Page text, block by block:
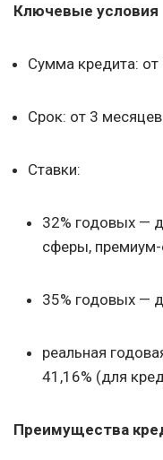
Ключевые условия
Сумма кредита:
Срок: от 3
Ставки:
32% годовых —
сферы, премиум-
35% годовых —
реальная
41,16% (для
Преимущества